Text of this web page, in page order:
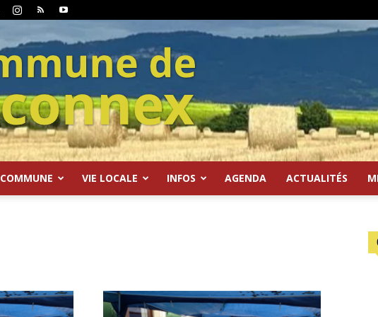
COMMUNE VIE LOCALE INFOS AGENDA ACTUALITÉS